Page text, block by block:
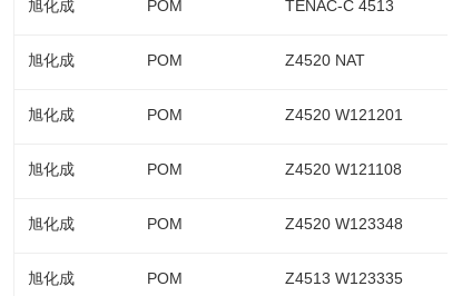
旭化成 POM TENAC-C 4513
旭化成 POM Z4520 NAT
旭化成 POM Z4520 W121201
旭化成 POM Z4520 W121108
旭化成 POM Z4520 W123348
旭化成 POM Z4513 W123335